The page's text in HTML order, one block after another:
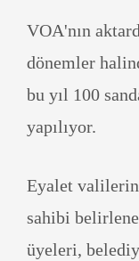
VOA'nın
dönemler
bu yıl 100
yapılıyor.
Eyalet
sahibi
üyeleri,